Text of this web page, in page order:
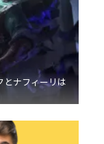
とナフィーリは